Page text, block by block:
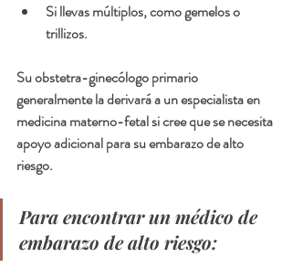
Si llevas múltiplos, como gemelos o
trillizos.
Su obstetra-ginecólogo primario
generalmente la derivará a un especialista en
medicina materno-fetal si cree que se necesita
apoyo adicional para su embarazo de alto
riesgo.
Para encontrar un médico de
embarazo de alto riesgo: